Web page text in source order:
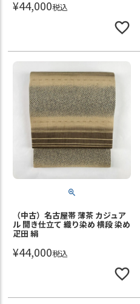
¥44,000税込
（中古）名古屋帯 薄茶 カジュア
ル 開き仕立て 織り染め 横段 染め
疋田 絹
¥44,000税込